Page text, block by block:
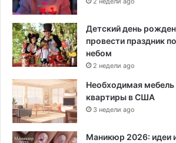
Детский день
провести праздник
небом
2 недели ago
Необходимая
квартиры в США
3 недели ago
Маникюр 2026: идеи